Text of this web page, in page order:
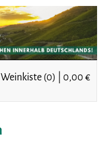
Weinkiste (0) | 0,00 €